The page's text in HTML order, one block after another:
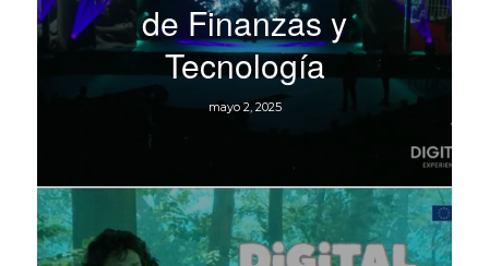
de Finanzas y
Tecnología
mayo 2, 2025